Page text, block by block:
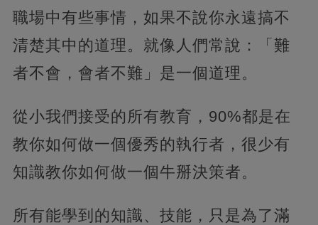
職場中有些事情，如果不說你永遠搞不
清楚其中的道理。就像人們常說：「難
者不會，會者不難」是一個道理。
從小我們接受的所有教育，90%都是在
教你如何做一個優秀的執行者，很少有
知識教你如何做一個牛掰決策者。
所有能學到的知識、技能，只是為了滿